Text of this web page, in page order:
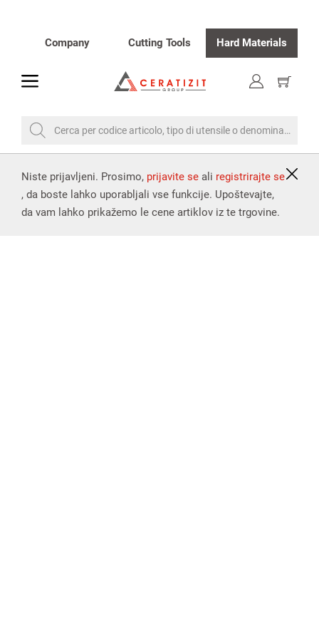
Company Cutting Tools Hard Materials
toggle
carrello
Cerca per codice articolo, tipo di utensile o denominazione
Niste prijavljeni. Prosimo, prijavite se ali registrirajte se
, da boste lahko uporabljali vse funkcije. Upoštevajte,
da vam lahko prikažemo le cene artiklov iz te trgovine.